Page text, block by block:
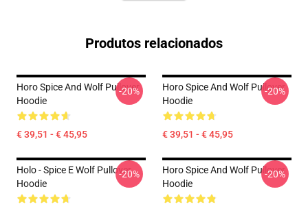
Produtos relacionados
Horo Spice And Wolf Pullover
Hoodie
€ 39,51 - € 45,95
-20%
Horo Spice And Wolf Pullover
Hoodie
€ 39,51 - € 45,95
-20%
Holo - Spice E Wolf Pullover
Hoodie
-20%
Horo Spice And Wolf Pullover
Hoodie
-20%